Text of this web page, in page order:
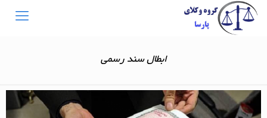
ابطال سند رسمی